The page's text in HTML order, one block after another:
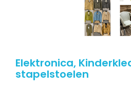
Elektronica,
stapelstoelen